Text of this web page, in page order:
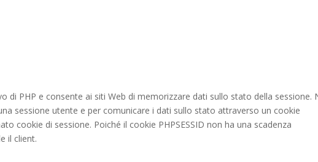
di PHP e consente ai siti Web di memorizzare dati sullo stato della sessione.
sessione utente e per comunicare i dati sullo stato attraverso un cookie
cookie di sessione. Poiché il cookie PHPSESSID non ha una scadenza
il client.